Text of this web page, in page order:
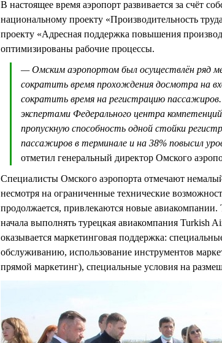
В настоящее время аэропорт развивается за счёт
национальному проекту «Производительность
проекту «Адресная поддержка повышения
оптимизированы рабочие процессы.
— Омским аэропортом был осуществлён ряд
сократить время прохождения досмотра на
сократить время на регистрацию
экспертами Федерального центра
пропускную способность одной стойки
пассажиров в терминале и на 38% повысил
отметил генеральный директор Омского
Специалисты Омского аэропорта отмечают
несмотря на ограниченные технические
продолжается, привлекаются новые
начала выполнять турецкая авиакомпания Turkish
оказывается маркетинговая поддержка:
обслуживанию, использование инструментов
прямой маркетинг), специальные условия на